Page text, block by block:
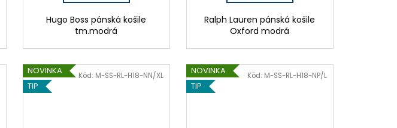
Hugo Boss pánská košile
tm.modrá
Ralph Lauren pánská košile
Oxford modrá
NOVINKA
TIP
Kód: M-SS-RL-H18-NN/XL
NOVINKA
TIP
Kód: M-SS-RL-H18-NP/L